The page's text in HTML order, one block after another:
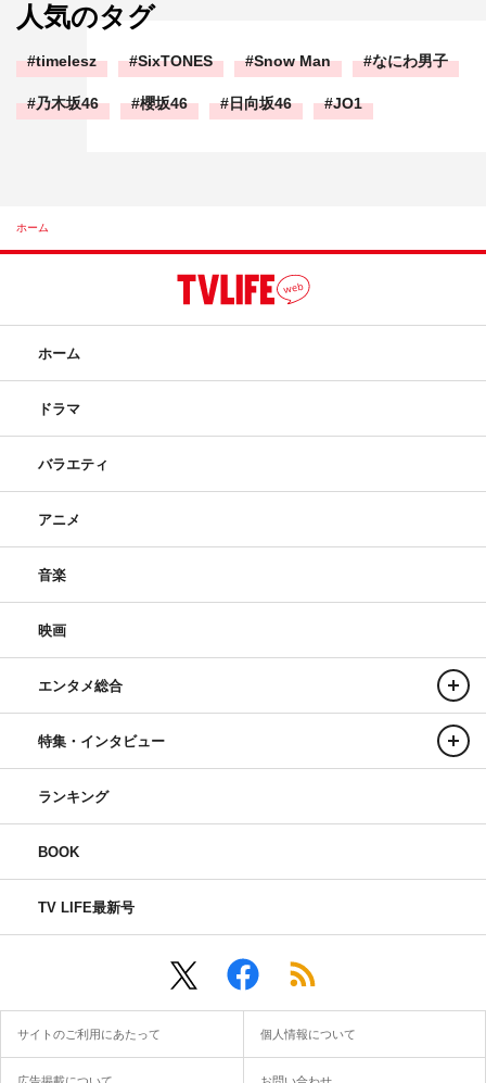
人気のタグ
timelesz SixTONES Snow Man なにわ男子
乃木坂46 櫻坂46 日向坂46 JO1
ホーム
ホーム
ドラマ
バラエティ
アニメ
音楽
映画
エンタメ総合
特集・インタビュー
ランキング
BOOK
TV LIFE最新号
サイトのご利用にあたって 個人情報について